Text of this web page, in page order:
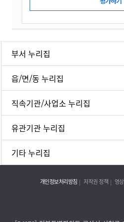
부서 누리집
읍/면/동 누리집
직속기관/사업소 누리집
유관기관 누리집
기타 누리집
개인정보처리방침 저작권 정책 영